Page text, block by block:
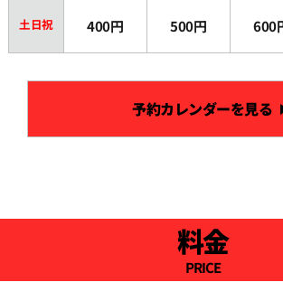
土日祝 400円 500円 600
予約カレンダーを見る
料金
PRICE